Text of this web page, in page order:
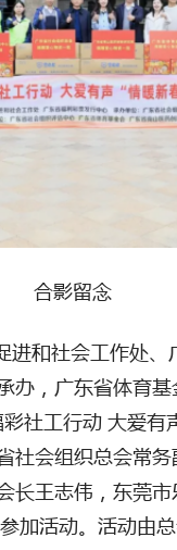
合影留念
进和社会工作处
，广东省体育基
彩社工行动 大爱
社会组织总会常
长王志伟，东莞
加活动。活动由